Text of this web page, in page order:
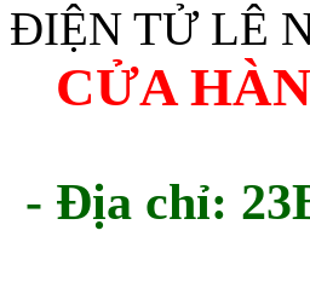
ĐIỆN TỬ LÊ
CỬA
- Địa chỉ: